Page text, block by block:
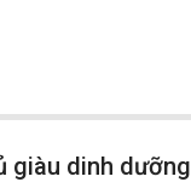
giàu dinh dưỡng